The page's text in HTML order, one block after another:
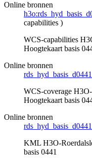
Online bronnen
capabilities )
WCS-capabilities
Hoogtekaart basis
Online bronnen
rds_hyd_basis_d0441
WCS-coverage
Hoogtekaart basis
Online bronnen
rds_hyd_basis_d0441
KML H3O-
basis 0441